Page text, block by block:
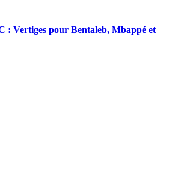
: Vertiges pour Bentaleb, Mbappé et